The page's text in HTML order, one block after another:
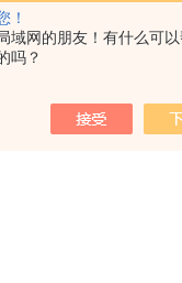
！
域网的朋友！有什么可
吗？
5mol/L内，电极电位与
规定值